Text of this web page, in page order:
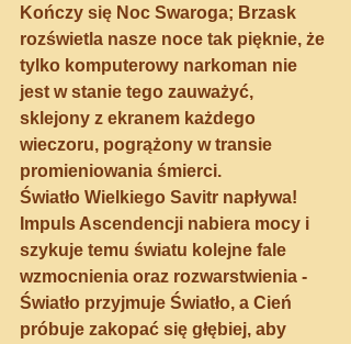
Kończy się Noc Swaroga; Brzask
rozświetla nasze noce tak pięknie, że
tylko komputerowy narkoman nie
jest w stanie tego zauważyć,
sklejony z ekranem każdego
wieczoru, pogrążony w transie
promieniowania śmierci.
Światło Wielkiego Savitr napływa!
Impuls Ascendencji nabiera mocy i
szykuje temu światu kolejne fale
wzmocnienia oraz rozwarstwienia -
Światło przyjmuje Światło, a Cień
próbuje zakopać się głębiej, aby